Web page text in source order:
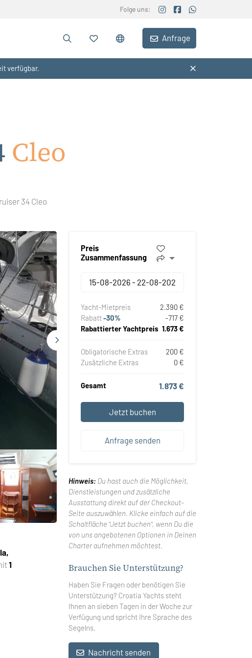
verfügbar.
Folge uns:
Anfrage
Cleo
34 Cleo
1
Preis
Zusammenfassung
Yacht-Mietpreis
2.390 €
Rabatt-30%
-717 €
Rabattierter Yachtpreis 1.673 €
Obligatorische Extras
200 €
Zusätzliche Extras
0 €
Gesamt 1.873 €
Jetzt buchen
Anfrage senden
Hinweis: Du hast auch die Möglichkeit,
Dienstleistungen und zusätzliche
Ausstattung direkt auf der Checkout-
Seite auszuwählen. Klicke einfach auf die
Schaltfläche "Jetzt buchen", wenn Du die
von uns angebotenen Optionen in Deinen
Charter aufnehmen möchtest.
Brauchen Sie Unterstützung?
Haben Sie Fragen oder benötigen Sie
Unterstützung? Croatia Yachts steht
Ihnen an sieben Tagen in der Woche zur
Verfügung und spricht Ihre Sprache des
Segelns.
Nachricht senden